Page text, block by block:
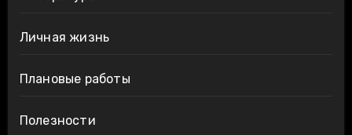
Личная жизнь
Плановые работы
Полезности